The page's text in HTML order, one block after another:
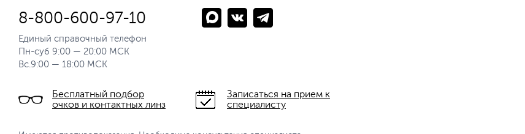
8-800-600-97-10
Единый справочный телефон
Пн-суб 9:00 — 20:00 МСК
Вс.9:00 — 18:00 МСК
Бесплатный подбор
очков и контактных линз
Записаться на прием к
специалисту